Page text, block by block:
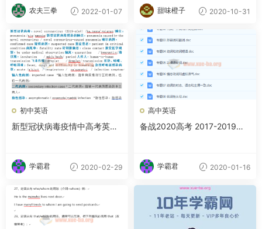
农夫三拳 2022-01-07 甜味橙子 2020-10-31
初中英语
新型冠状病毒疫情中高考英语
学霸君 2020-02-29
高中英语
备战2020高考 2017-2019年
学霸君 2020-01-16